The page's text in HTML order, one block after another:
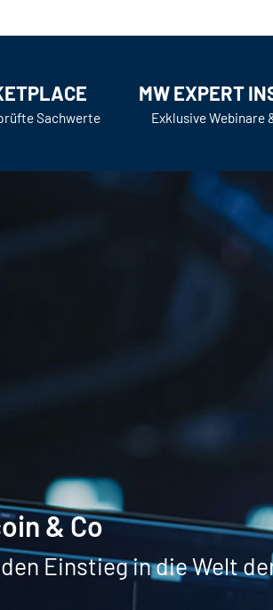
Sachwerte
MW EXPERT
Exklusive Webinare
& Co
Einstieg in die Welt